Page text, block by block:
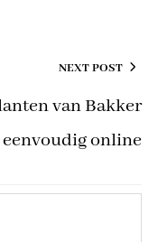
NEXT POST
van Bakker
eenvoudig online